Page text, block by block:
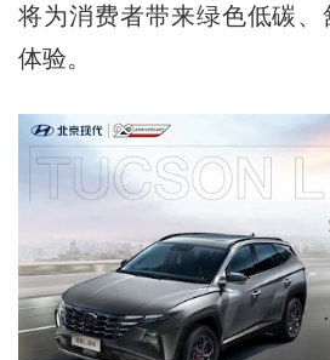
将为消费者带来绿色低碳
体验。